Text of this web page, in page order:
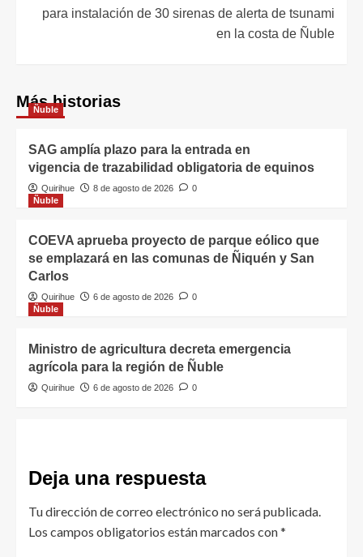
para instalación de 30 sirenas de alerta de tsunami
en la costa de Ñuble
Más historias
Ñuble
SAG amplía plazo para la entrada en
vigencia de trazabilidad obligatoria de equinos
Quirihue 8 de agosto de 2026
0
Ñuble
COEVA aprueba proyecto de parque eólico que
se emplazará en las comunas de Ñiquén y San
Carlos
Quirihue 6 de agosto de 2026
0
Ñuble
Ministro de agricultura decreta emergencia
agrícola para la región de Ñuble
Quirihue 6 de agosto de 2026 0
Deja una respuesta
Tu dirección de correo electrónico no será publicada.
Los campos obligatorios están marcados con*